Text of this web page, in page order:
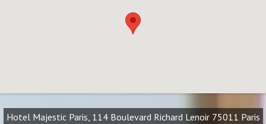
Hotel Majestic Paris, 114 Boulevard Richard Lenoir 75011 Paris